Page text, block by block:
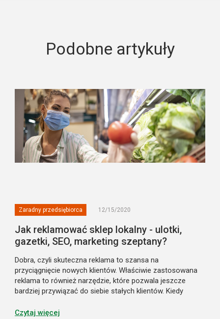
Podobne artykuły
Zaradny przedsiębiorca 12/15/2020
Jak reklamować sklep lokalny - ulotki,
gazetki, SEO, marketing szeptany?
Dobra, czyli skuteczna reklama to szansa na
przyciągnięcie nowych klientów. Właściwie zastosowana
reklama to również narzędzie, które pozwala jeszcze
bardziej przywiązać do siebie stałych klientów. Kiedy
SEO i czy może być przydatne p...
Czytaj więcej